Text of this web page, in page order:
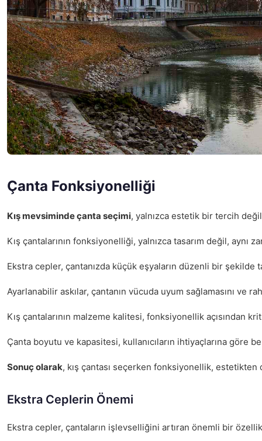
Çanta Fonksiyonelliği
Kış mevsiminde çanta seçimi, yalnızca estetik bir tercih
Kış çantalarının fonksiyonelliği, yalnızca tasarım değil, aynı
Ekstra cepler, çantanızda küçük eşyaların düzenli bir şekilde
Ayarlanabilir askılar, çantanın vücuda uyum sağlamasını ve
Kış çantalarının malzeme kalitesi, fonksiyonellik açısından
Çanta boyutu ve kapasitesi, kullanıcıların ihtiyaçlarına
Sonuç olarak, kış çantası seçerken fonksiyonellik, estetikten
Ekstra Ceplerin Önemi
Ekstra cepler, çantaların işlevselliğini artıran önemli bir